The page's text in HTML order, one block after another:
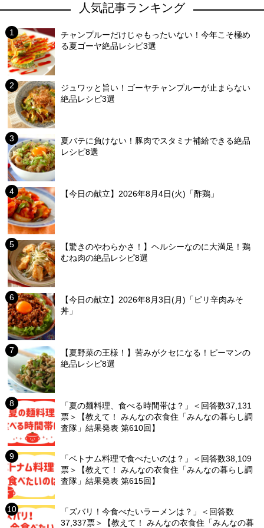
人気記事ランキング
チャンプルーだけじゃもったいない！今年こそ極め
る夏ゴーヤ絶品レシピ3選
ジュワッと旨い！ゴーヤチャンプルーが止まらない
絶品レシピ3選
夏バテに負けない！豚肉でスタミナ補給できる絶品
レシピ8選
【今日の献立】2026年8月4日(火)「酢鶏」
【驚きのやわらかさ！】ヘルシーなのに大満足！鶏
むね肉の絶品レシピ8選
【今日の献立】2026年8月3日(月)「ピリ辛肉みそ
丼」
【夏野菜の王様！】苦みがクセになる！ピーマンの
絶品レシピ8選
「夏の麺料理、食べる時間帯は？」＜回答数37,131
票＞【教えて！ みんなの衣食住「みんなの暮らし調
査隊」結果発表 第610回】
「ベトナム料理で食べたいのは？」＜回答数38,109
票＞【教えて！ みんなの衣食住「みんなの暮らし調
査隊」結果発表 第615回】
「ズバリ！今食べたいラーメンは？」＜回答数
37,337票＞【教えて！ みんなの衣食住「みんなの暮